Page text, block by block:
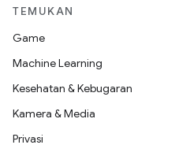
TEMUKAN
Game
Machine Learning
Kesehatan & Kebugaran
Kamera & Media
Privasi